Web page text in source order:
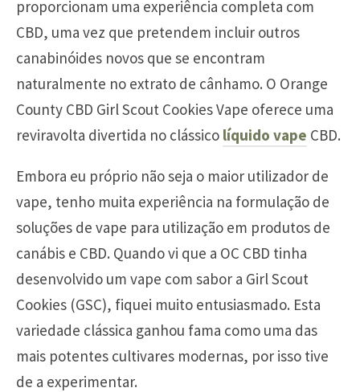
proporcionam uma experiência completa com
CBD, uma vez que pretendem incluir outros
canabinóides novos que se encontram
naturalmente no extrato de cânhamo. O Orange
County CBD Girl Scout Cookies Vape oferece uma
reviravolta divertida no clássico líquido vape CBD.
Embora eu próprio não seja o maior utilizador de
vape, tenho muita experiência na formulação de
soluções de vape para utilização em produtos de
canábis e CBD. Quando vi que a OC CBD tinha
desenvolvido um vape com sabor a Girl Scout
Cookies (GSC), fiquei muito entusiasmado. Esta
variedade clássica ganhou fama como uma das
mais potentes cultivares modernas, por isso tive
de a experimentar.